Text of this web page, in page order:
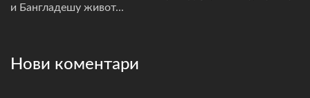
и Бангладешу живот...
Нови коментари